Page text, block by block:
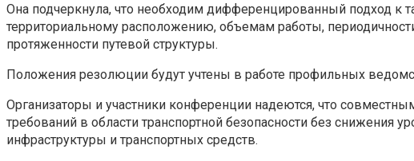
Она подчеркнула, что необходим дифференцированный подход к
территориальному расположению, объемам работы,
протяженности путевой структуры.
Положения резолюции будут учтены в работе профильных
Организаторы и участники конференции надеются, что
требований в области транспортной безопасности без снижения
инфраструктуры и транспортных средств.